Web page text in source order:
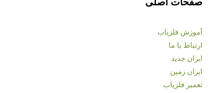
آموزش فلزیاب
ارتباط با ما
ایران جدید
ایران زمین
تعمیر فلزیاب